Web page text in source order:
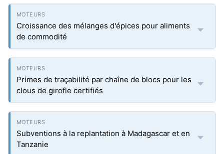
Croissance des mélanges d'épices pour aliments
de commodité
Primes de traçabilité par chaîne de blocs pour les
clous de girofle certifiés
Subventions à la replantation à Madagascar et en
Tanzanie